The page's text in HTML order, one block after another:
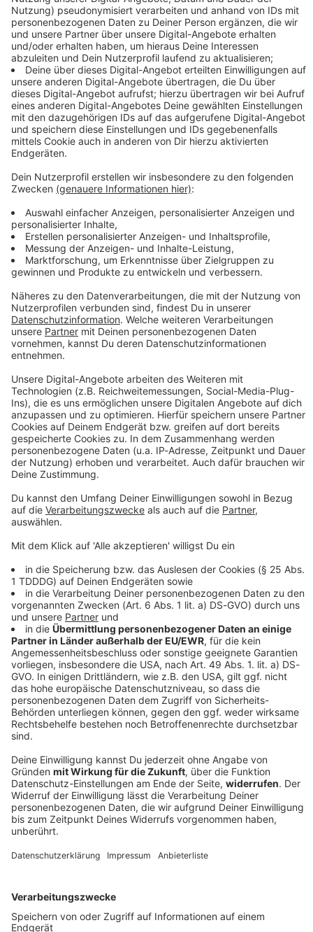
Audiotitel - Live Rock Live Rock
Die Besten der Besten live
on stage - das pure
Konzert-Gefühl im
Webstream!
Gerade läuft:Wherever I
may roam (live)
Radio-App für iOS (Apple)
Ø 4.8
12600 Bewertungen
Radio-App für Android
Ø 4.7
21453 Bewertungen
Keep on rocking!
Verpass' nichts mehr mit unserem kostenlosen ROCK
ANTENNE Rock-Newsletter. Ob Musiknews,
Interviews, Quizspaß oder unsere neuesten Aktionen -
wir informieren dich.
Zum Newsletter anmelden
Du möchtest uns etwas sagen?
Sprachnachricht